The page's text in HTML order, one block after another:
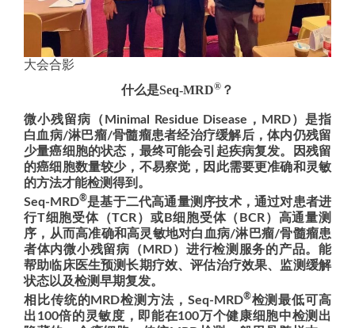
大会合影
什么是Seq-MRD® ？
微小残留病（Minimal Residue Disease，MRD）是指
白血病/淋巴瘤/骨髓瘤患者经治疗缓解后，体内仍残留
少量癌细胞的状态，最终可能会引起疾病复发。因残留
的癌细胞数量较少，不易察觉，因此需要更准确和灵敏
的方法才能检测得到。
Seq-MRD®是基于二代高通量测序技术，通过对患者进
行T细胞受体（TCR）或B细胞受体（BCR）高通量测
序，从而高准确和高灵敏地对白血病/淋巴瘤/骨髓瘤患
者体内微小残留病（MRD）进行检测服务的产品。能
帮助临床医生预测长期疗效、评估治疗效果、监测缓解
状态以及检测早期复发。
相比传统的MRD检测方法，Seq-MRD®检测最低可高
出100倍的灵敏度，即能在100万个健康细胞中检测出